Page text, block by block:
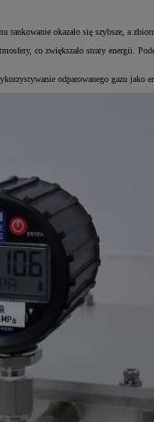
okazało się szybsze, a
co zwiększało straty energii.
odparowanego gazu jako